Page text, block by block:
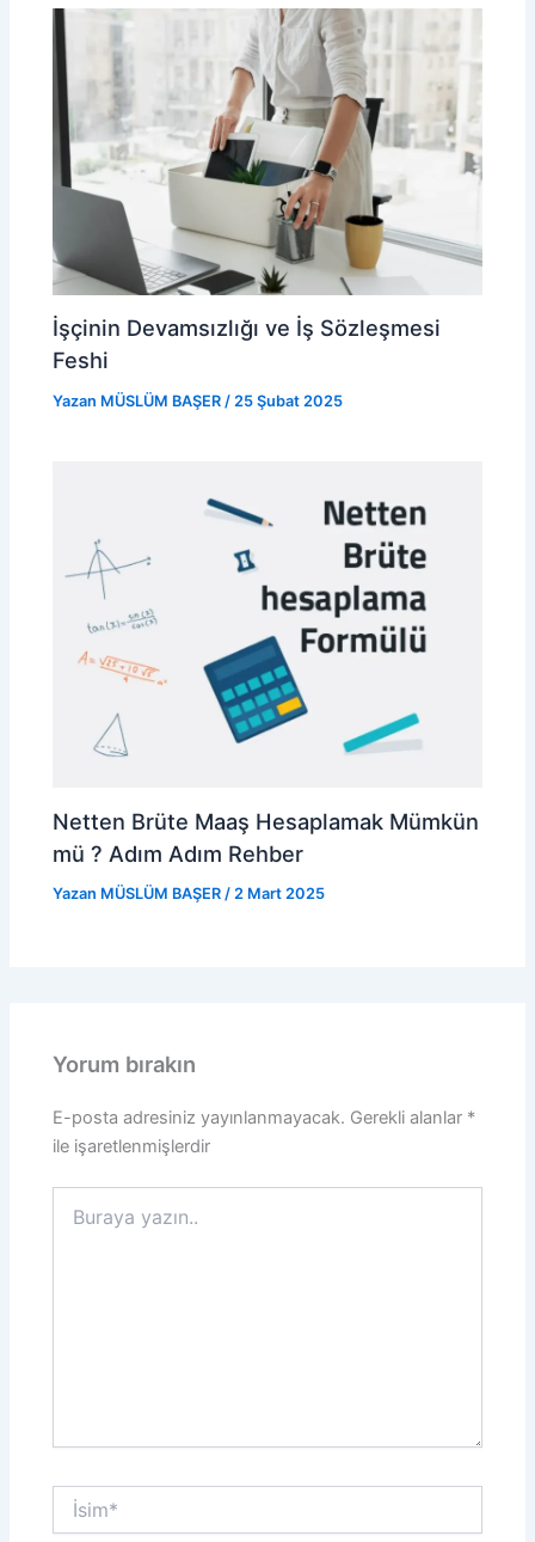
İşçinin Devamsızlığı ve İş Sözleşmesi
Feshi
Yazan MÜSLÜM BAŞER/25 Şubat 2025
Netten Brüte Maaş Hesaplamak Mümkün
mü ? Adım Adım Rehber
Yazan MÜSLÜM BAŞER/2 Mart 2025
Yorum bırakın
E-posta adresiniz yayınlanmayacak. Gerekli alanlar *
ile işaretlenmişlerdir
yazın..
İsim*